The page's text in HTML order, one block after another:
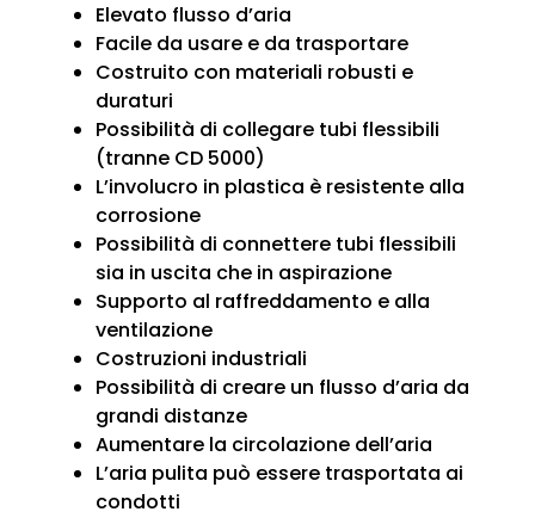
Elevato flusso d’aria
Facile da usare e da trasportare
Costruito con materiali robusti e
duraturi
Possibilità di collegare tubi flessibili
(tranne CD 5000)
L’involucro in plastica è resistente alla
corrosione
Possibilità di connettere tubi flessibili
sia in uscita che in aspirazione
Supporto al raffreddamento e alla
ventilazione
Costruzioni industriali
Possibilità di creare un flusso d’aria da
grandi distanze
Aumentare la circolazione dell’aria
L’aria pulita può essere trasportata ai
condotti